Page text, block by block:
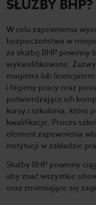
SŁUŻBY BHP?
W celu zapewnienia
bezpieczeństwa w
za służbę BHP
wykwalifikowane.
magistra lub
i higieny pracy oraz
potwierdzające ich
kursy i szkolenia, które
kwalifikacje. Proces
element zapewnienia
instytucji w zakładzie
Służby BHP powinny
aby znać wszystkie
oraz zmieniające się